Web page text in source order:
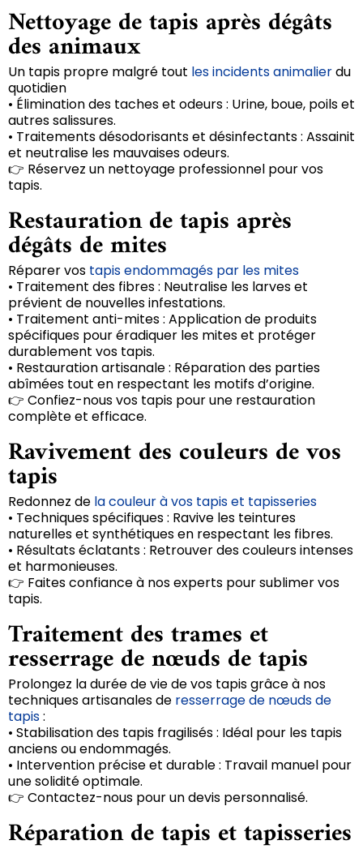
Nettoyage de tapis après dégâts
des animaux
Un tapis propre malgré tout les incidents animalierdu
quotidien
• Élimination des taches et odeurs : Urine, boue, poils et
autres salissures.
• Traitements désodorisants et désinfectants : Assainit
et neutralise les mauvaises odeurs.
👉 Réservez un nettoyage professionnel pour vos
tapis.
Restauration de tapis après
dégâts de mites
Réparer vos tapis endommagés par les mites
• Traitement des fibres : Neutralise les larves et
prévient de nouvelles infestations.
• Traitement anti-mites : Application de produits
spécifiques pour éradiquer les mites et protéger
durablement vos tapis.
• Restauration artisanale : Réparation des parties
abîmées tout en respectant les motifs d’origine.
👉 Confiez-nous vos tapis pour une restauration
complète et efficace.
Ravivement des couleurs de vos
tapis
Redonnez de la couleur à vos tapis et tapisseries
• Techniques spécifiques : Ravive les teintures
naturelles et synthétiques en respectant les fibres.
• Résultats éclatants : Retrouver des couleurs intenses
et harmonieuses.
👉 Faites confiance à nos experts pour sublimer vos
tapis.
Traitement des trames et
resserrage de nœuds de tapis
Prolongez la durée de vie de vos tapis grâce à nos
techniques artisanales de resserrage de nœuds de
tapis:
• Stabilisation des tapis fragilisés : Idéal pour les tapis
anciens ou endommagés.
• Intervention précise et durable : Travail manuel pour
une solidité optimale.
👉 Contactez-nous pour un devis personnalisé.
Réparation de tapis et tapisseries